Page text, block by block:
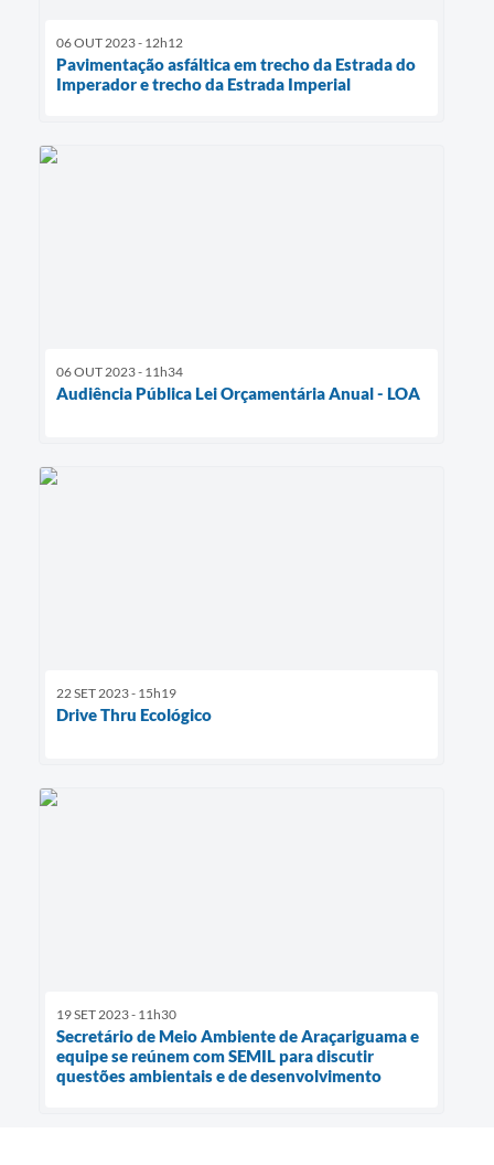
06 OUT 2023 - 12h12
Pavimentação asfáltica em trecho da Estrada do
Imperador e trecho da Estrada Imperial
06 OUT 2023 - 11h34
Audiência Pública Lei Orçamentária Anual - LOA
22 SET 2023 - 15h19
Drive Thru Ecológico
19 SET 2023 - 11h30
Secretário de Meio Ambiente de Araçariguama e
equipe se reúnem com SEMIL para discutir
questões ambientais e de desenvolvimento